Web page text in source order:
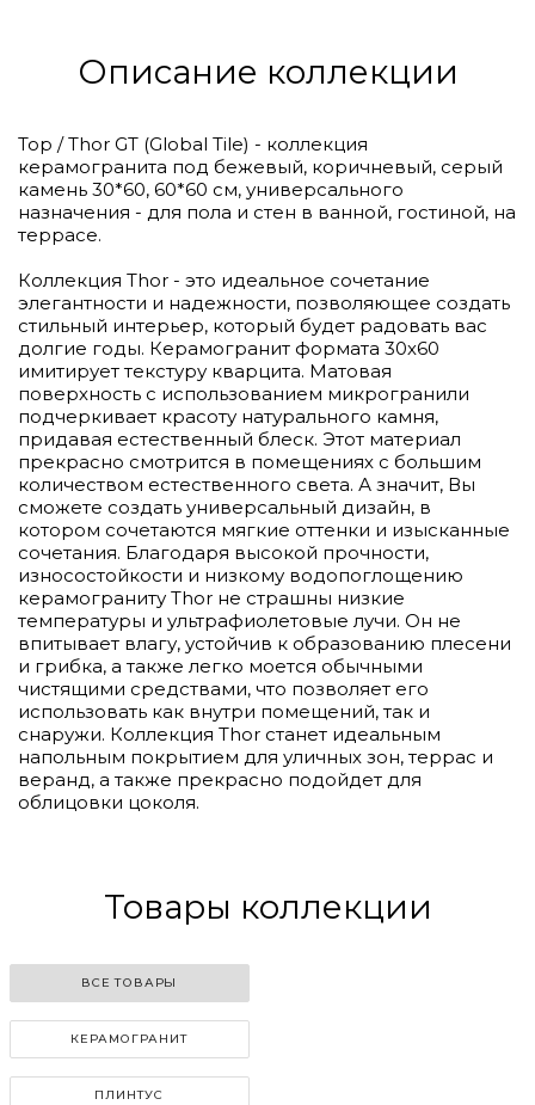
Описание коллекции
Тор / Thor GT (Global Tile) - коллекция
керамогранита под бежевый, коричневый, серый
камень 30*60, 60*60 см, универсального
назначения - для пола и стен в ванной, гостиной, на
террасе.
Коллекция Thor - это идеальное сочетание
элегантности и надежности, позволяющее создать
стильный интерьер, который будет радовать вас
долгие годы. Керамогранит формата 30х60
имитирует текстуру кварцита. Матовая
поверхность с использованием микрогранили
подчеркивает красоту натурального камня,
придавая естественный блеск. Этот материал
прекрасно смотрится в помещениях с большим
количеством естественного света. А значит, Вы
сможете создать универсальный дизайн, в
котором сочетаются мягкие оттенки и изысканные
сочетания. Благодаря высокой прочности,
износостойкости и низкому водопоглощению
керамограниту Thor не страшны низкие
температуры и ультрафиолетовые лучи. Он не
впитывает влагу, устойчив к образованию плесени
и грибка, а также легко моется обычными
чистящими средствами, что позволяет его
использовать как внутри помещений, так и
снаружи. Коллекция Thor станет идеальным
напольным покрытием для уличных зон, террас и
веранд, а также прекрасно подойдет для
облицовки цоколя.
Товары коллекции
ВСЕ ТОВАРЫ
КЕРАМОГРАНИТ
ПЛИНТУС